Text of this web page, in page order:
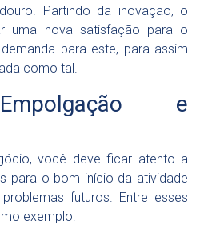
Partindo da inovação, o
uma nova satisfação para o
para este, para assim
como tal.
e
você deve ficar atento a
para o bom início da atividade
futuros. Entre esses
exemplo: